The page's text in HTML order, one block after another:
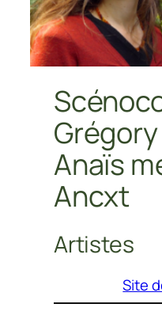
Anaïs
Ancxt
Artistes
Site